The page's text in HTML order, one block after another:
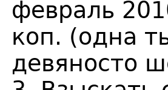
февраль
коп. (одна
девяносто